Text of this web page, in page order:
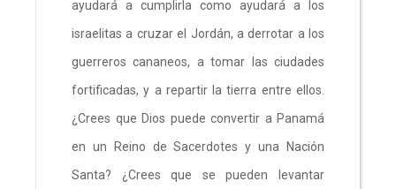
ayudará a cumplirla como ayudará a los
israelitas a cruzar el Jordán, a derrotar a los
guerreros cananeos, a tomar las ciudades
fortificadas, y a repartir la tierra entre ellos.
¿Crees que Dios puede convertir a Panamá
en un Reino de Sacerdotes y una Nación
Santa? ¿Crees que se pueden levantar